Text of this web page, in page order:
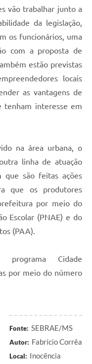
vão trabalhar junto a
da legislação,
os funcionários, uma
com a proposta de
estão previstas
locais
as vantagens de
tenham interesse em
na área urbana, o
linha de atuação
são feitas ações
que os produtores
por meio do
Escolar (PNAE) e do
(PAA).
Cidade
por meio do número
Fonte: SEBRAE/MS
Autor: Fabrício Corrêa
Local: Inocência